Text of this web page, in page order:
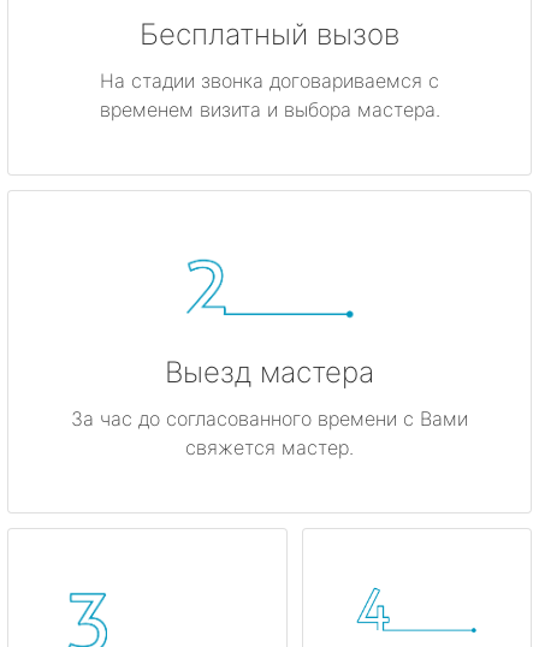
Бесплатный вызов
На стадии звонка договариваемся с
временем визита и выбора мастера.
Выезд мастера
За час до согласованного времени с Вами
свяжется мастер.